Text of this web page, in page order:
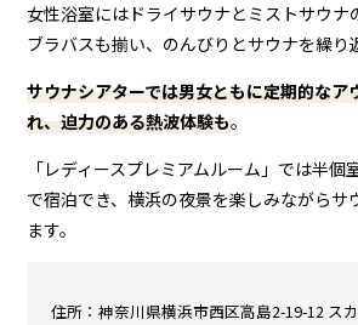
女性浴室にはドライサウナとミストサウナ
ブラバスも揃い、のんびりとサウナを繰り
サウナシアターでは男女ともに定期的なア
れ、迫力のある熱波体験も。
「レディースプレミアムルーム」では半個
で宿泊でき、横浜の夜景を楽しみながらサ
ます。
住所：神奈川県横浜市西区高島2-19-12 ス